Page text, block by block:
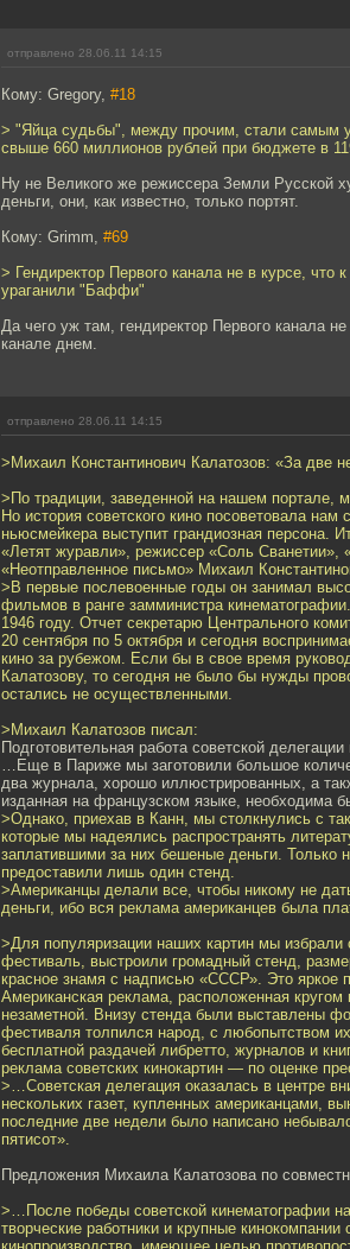
отправлено 28.06.11 14:15
Кому: Gregory, #18
> "Яйца судьбы", между прочим, стали самым
свыше 660 миллионов рублей при бюджете в
Ну не Великого же режиссера Земли Русской
деньги, они, как известно, только портят.
Кому: Grimm, #69
> Гендиректор Первого канала не в курсе,
ураганили "Баффи"
Да чего уж там, гендиректор Первого канала
канале днем.
отправлено 28.06.11 14:15
>Михаил Константинович Калатозов: «За две
>По традиции, заведенной на нашем портале,
Но история советского кино посоветовала нам
ньюсмейкера выступит грандиозная персона.
«Летят журавли», режиссер «Соль
«Неотправленное письмо» Михаил
>В первые послевоенные годы он занимал
фильмов в ранге замминистра
1946 году. Отчет секретарю Центрального
20 сентября по 5 октября и сегодня
кино за рубежом. Если бы в свое время
Калатозову, то сегодня не было бы нужды
остались не осуществленными.
>Михаил Калатозов писал:
Подготовительная работа советской
…Еще в Париже мы заготовили большое
два журнала, хорошо иллюстрированных, а
изданная на французском языке, необходима
>Однако, приехав в Канн, мы столкнулись с
которые мы надеялись распространять
заплатившими за них бешеные деньги. Только
предоставили лишь один стенд.
>Американцы делали все, чтобы никому не
деньги, ибо вся реклама американцев была
>Для популяризации наших картин мы
фестиваль, выстроили громадный стенд,
красное знамя с надписью «СССР». Это яркое
Американская реклама, расположенная
незаметной. Внизу стенда были выставлены
фестиваля толпился народ, с любопытством
бесплатной раздачей либретто, журналов и
реклама советских кинокартин — по оценке
>…Советская делегация оказалась в центре
нескольких газет, купленных американцами,
последние две недели было написано
пятисот».
Предложения Михаила Калатозова по
>…После победы советской кинематографии
творческие работники и крупные